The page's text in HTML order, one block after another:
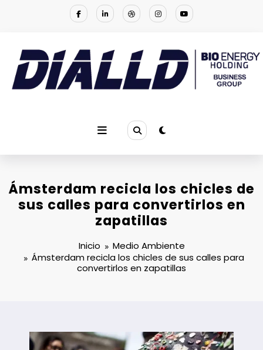
solución a los problemas ambientales
Ámsterdam recicla los chicles de
sus calles para convertirlos en
zapatillas
Inicio
Medio Ambiente
Ámsterdam recicla los chicles de sus calles para
convertirlos en zapatillas